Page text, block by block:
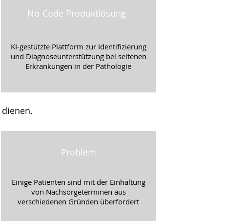
No-Code Produktlösung
KI-gestützte Plattform zur Identifizierung
und Diagnoseunterstützung bei seltenen
Erkrankungen in der Pathologie
dienen.
Problem
Einige Patienten sind mit der Einhaltung
von Nachsorgeterminen aus
verschiedenen Gründen überfordert